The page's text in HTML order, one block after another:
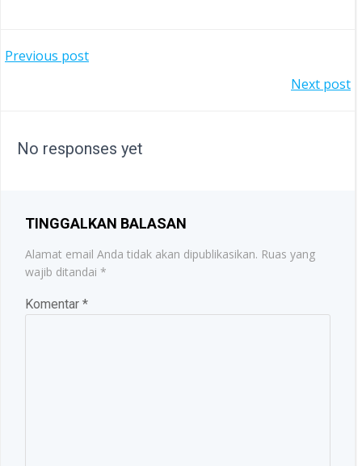
POST
Previous post
Next post
No responses yet
TINGGALKAN BALASAN
Alamat email Anda tidak akan dipublikasikan. Ruas yang
wajib ditandai *
Komentar *